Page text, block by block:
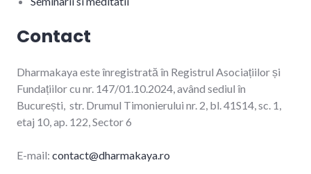
Contact
Dharmakaya este înregistrată în Registrul Asociațiilor și
Fundațiilor cu nr. 147/01.10.2024, având sediul în
București, str. Drumul Timonierului nr. 2, bl. 41S14, sc. 1,
etaj 10, ap. 122, Sector 6
E-mail: contact@dharmakaya.ro